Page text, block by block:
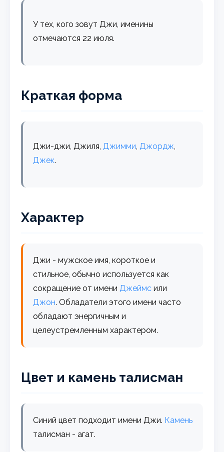
У тех, кого зовут Джи, именины
отмечаются 22 июля.
Краткая форма
Джи-джи, Джиля,Джимми,Джордж,
Джек.
Характер
Джи - мужское имя, короткое и
стильное, обычно используется как
сокращение от имениДжеймс или
Джон. Обладатели этого имени часто
обладают энергичным и
целеустремленным характером.
Цвет и камень талисман
Синий цвет подходит имени Джи. Камень
талисман - агат.